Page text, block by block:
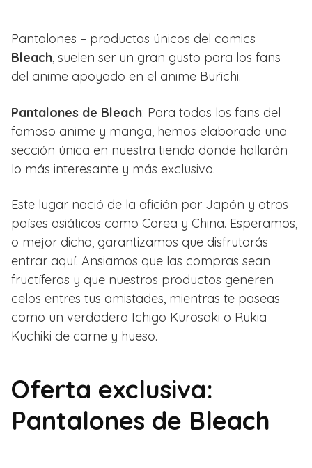
Pantalones – productos únicos del comics
Bleach, suelen ser un gran gusto para los fans
del anime apoyado en el anime Burīchi.
Pantalones de Bleach: Para todos los fans del
famoso anime y manga, hemos elaborado una
sección única en nuestra tienda donde hallarán
lo más interesante y más exclusivo.
Este lugar nació de la afición por Japón y otros
países asiáticos como Corea y China. Esperamos,
o mejor dicho, garantizamos que disfrutarás
entrar aquí. Ansiamos que las compras sean
fructíferas y que nuestros productos generen
celos entres tus amistades, mientras te paseas
como un verdadero Ichigo Kurosaki o Rukia
Kuchiki de carne y hueso.
Oferta exclusiva:
Pantalones de Bleach